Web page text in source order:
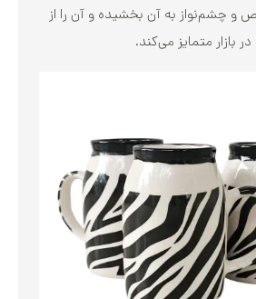
آن بخشیده و آن را از
می‌کند.